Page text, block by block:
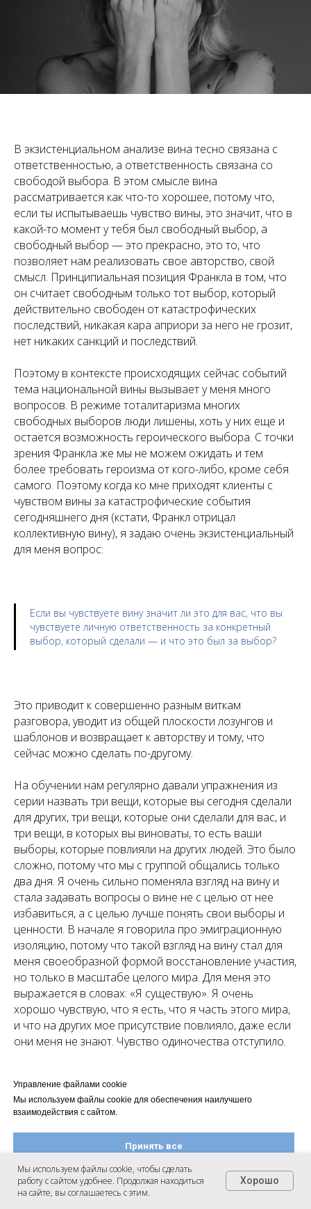
Управление файлами cookie
Мы используем файлы cookie для обеспечения наилучшего
взаимодействия с сайтом.
Принять все
Настроить файлы cookie
В экзистенциальном анализе вина тесно связана с
ответственностью, а ответственность связана со
свободой выбора. В этом смысле вина
рассматривается как что-то хорошее, потому что,
если ты испытываешь чувство вины, это значит, что в
какой-то момент у тебя был свободный выбор, а
свободный выбор — это прекрасно, это то, что
позволяет нам реализовать свое авторство, свой
смысл. Принципиальная позиция Франкла в том, что
он считает свободным только тот выбор, который
действительно свободен от катастрофических
последствий, никакая кара априори за него не грозит,
нет никаких санкций и последствий.
Поэтому в контексте происходящих сейчас событий
тема национальной вины вызывает у меня много
вопросов. В режиме тоталитаризма многих
свободных выборов люди лишены, хоть у них еще и
остается возможность героического выбора. С точки
зрения Франкла же мы не можем ожидать и тем
более требовать героизма от кого-либо, кроме себя
самого. Поэтому когда ко мне приходят клиенты с
чувством вины за катастрофические события
сегодняшнего дня (кстати, Франкл отрицал
коллективную вину), я задаю очень экзистенциальный
для меня вопрос:
Если вы чувствуете вину значит ли это для вас, что вы
чувствуете личную ответственность за конкретный
выбор, который сделали — и что это был за выбор?
Это приводит к совершенно разным виткам
разговора, уводит из общей плоскости лозунгов и
шаблонов и возвращает к авторству и тому, что
сейчас можно сделать по-другому.
На обучении нам регулярно давали упражнения из
серии назвать три вещи, которые вы сегодня сделали
для других, три вещи, которые они сделали для вас, и
три вещи, в которых вы виноваты, то есть ваши
выборы, которые повлияли на других людей. Это было
сложно, потому что мы с группой общались только
два дня. Я очень сильно поменяла взгляд на вину и
стала задавать вопросы о вине не с целью от нее
избавиться, а с целью лучше понять свои выборы и
ценности. В начале я говорила про эмиграционную
изоляцию, потому что такой взгляд на вину стал для
меня своеобразной формой восстановление участия,
но только в масштабе целого мира. Для меня это
выражается в словах: «Я существую». Я очень
хорошо чувствую, что я есть, что я часть этого мира,
и что на других мое присутствие повлияло, даже если
они меня не знают. Чувство одиночества отступило.
Елена: На самом деле у большинства людей, которых я
видела, как раз получается проваливание в жертву,
саморазрушение различной степени...
Надо понимать, что это было упражнение,
Мы используем файлы cookie, чтобы сделать
работу с сайтом удобнее. Продолжая находиться
на сайте, вы соглашаетесь с этим.
Хорошо